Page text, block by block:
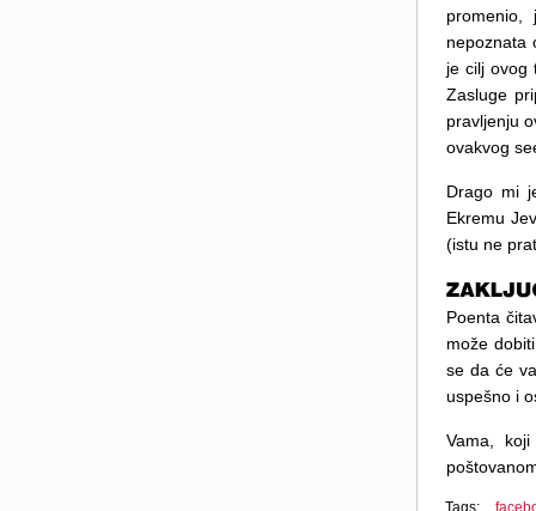
nepoznata
je cilj ovog
Zasluge
pravljenju
ovakvog
Drago mi
Ekremu
(istu ne
Poenta
može
se da će
uspešno i
Vama,
Tags: